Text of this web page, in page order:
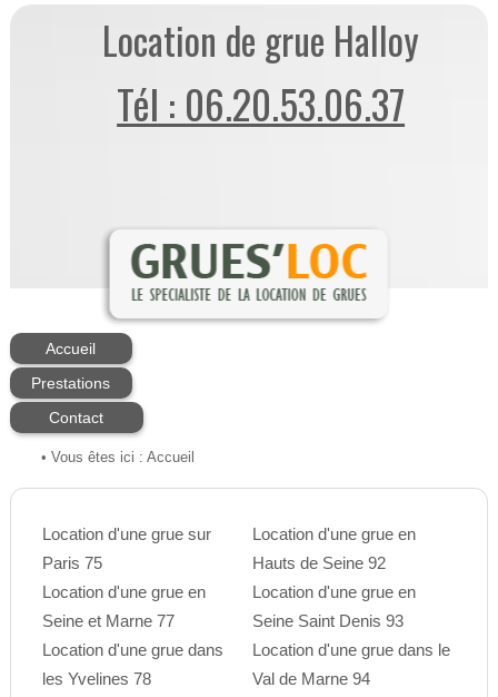
Location de grue Halloy
Tél : 06.20.53.06.37
Accueil
Prestations
Contact
• Vous êtes ici : Accueil
Location d'une grue sur
Paris 75
Location d'une grue en
Seine et Marne 77
Location d'une grue dans
les Yvelines 78
Location d'une grue en
Hauts de Seine 92
Location d'une grue en
Seine Saint Denis 93
Location d'une grue dans le
Val de Marne 94